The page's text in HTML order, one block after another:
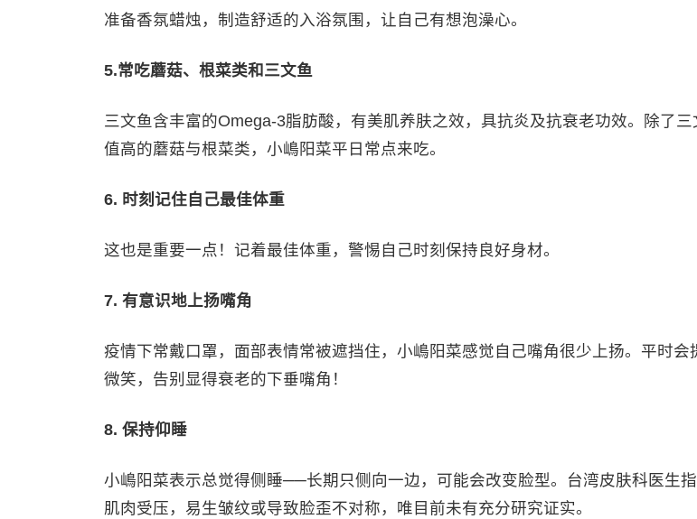
准备香氛蜡烛，制造舒适的入浴氛围，让自己有想泡澡心。
5.常吃蘑菇、根菜类和三文鱼
三文鱼含丰富的Omega-3脂肪酸，有美肌养肤之效，具抗炎及抗衰老功效。除了
值高的蘑菇与根菜类，小嶋阳菜平日常点来吃。
6. 时刻记住自己最佳体重
这也是重要一点！记着最佳体重，警惕自己时刻保持良好身材。
7. 有意识地上扬嘴角
疫情下常戴口罩，面部表情常被遮挡住，小嶋阳菜感觉自己嘴角很少上扬。平时会
微笑，告别显得衰老的下垂嘴角！
8. 保持仰睡
小嶋阳菜表示总觉得侧睡──长期只侧向一边，可能会改变脸型。台湾皮肤科医生
肌肉受压，易生皱纹或导致脸歪不对称，唯目前未有充分研究证实。